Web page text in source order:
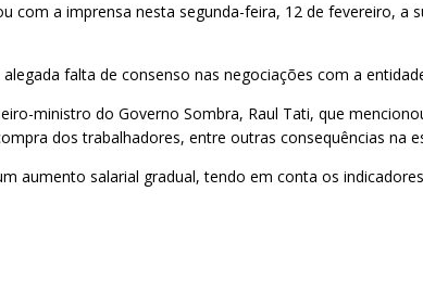
com a imprensa nesta segunda-feira, 12 de fevereiro, a
falta de consenso nas negociações com a
ministro do Governo Sombra, Raul Tati, que
dos trabalhadores, entre outras consequências na
aumento salarial gradual, tendo em conta os